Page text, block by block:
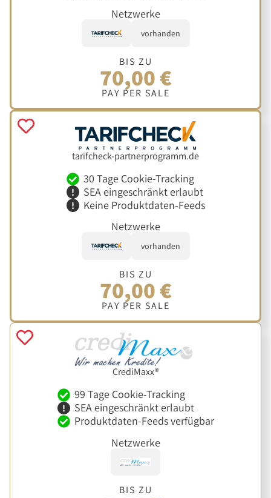
Netzwerke
vorhanden
BIS ZU
70,00 €
PAY PER SALE
tarifcheck-partnerprogramm.de
30 Tage Cookie-Tracking
SEA eingeschränkt erlaubt
Keine Produktdaten-Feeds
Netzwerke
vorhanden
BIS ZU
70,00 €
PAY PER SALE
CrediMaxx®
99 Tage Cookie-Tracking
SEA eingeschränkt erlaubt
Produktdaten-Feeds verfügbar
Netzwerke
BIS ZU